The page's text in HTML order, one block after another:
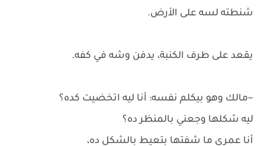
شنطته لسه على الأرض.
يقعد على طرف الكنبة، يدفن وشه في كفه.
~مالك وهو بيكلم نفسه: أنا ليه اتخضيت كده؟
ليه شكلها وجعني بالمنظر ده؟
أنا عمري ما شفتها بتعيط بالشكل ده،